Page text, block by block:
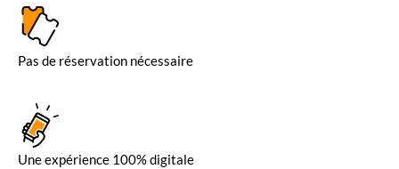
Pas de réservation nécessaire
Une expérience 100% digitale